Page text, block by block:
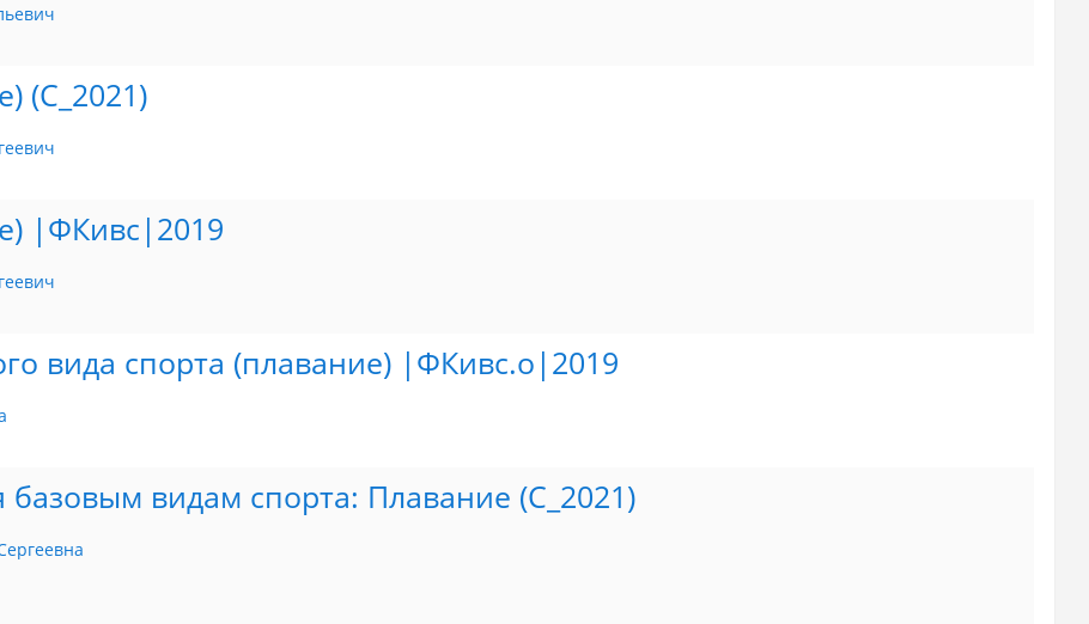
(С_2021)
|ФКивс|2019
вида спорта (плавание) |ФКивс.о|2019
видам спорта: Плавание (С_2021)